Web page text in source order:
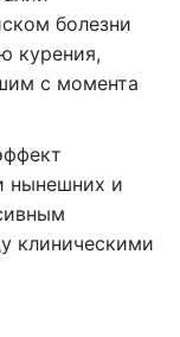
болезни
курения,
с момента
нынешних и
клиническими